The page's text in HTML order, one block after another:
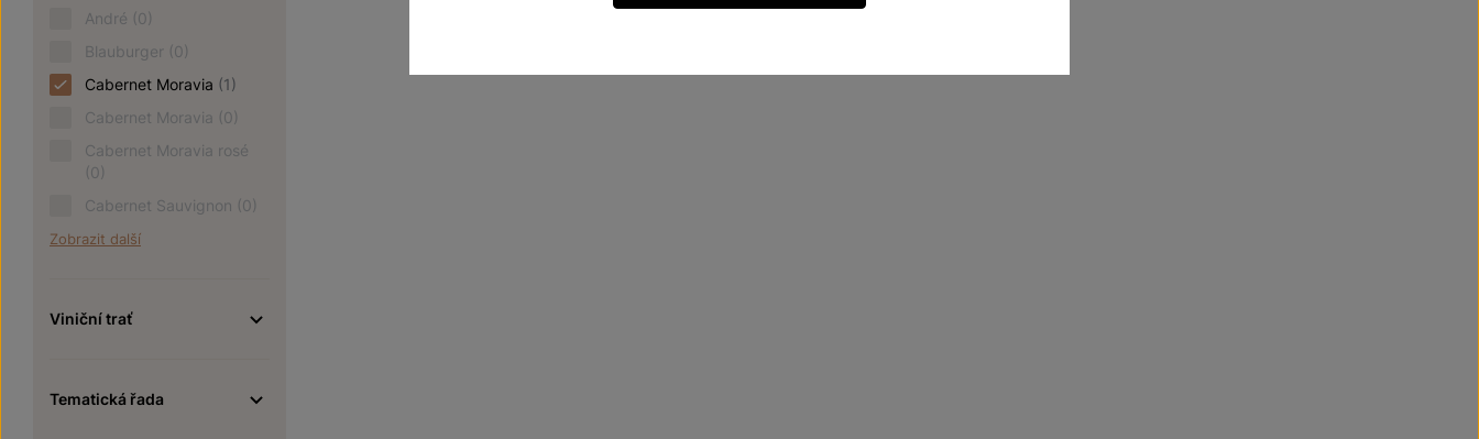
André (0)
Blauburger (0)
Cabernet Moravia (1)
Cabernet Moravia (0)
Cabernet Moravia rosé
(0)
Cabernet Sauvignon (0)
Zobrazit další
Viniční trať
Tematická řada